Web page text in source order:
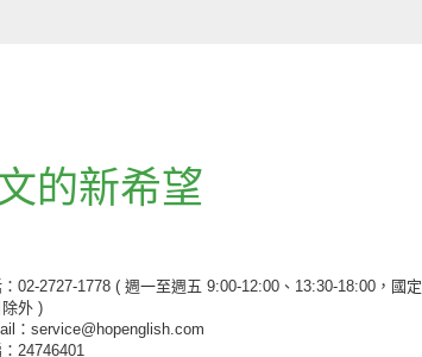
的新希望
02-2727-1778 ( 週一至週五 9:00-12:00、13:30-18:00，國定
外 )
：service@hopenglish.com
24746401